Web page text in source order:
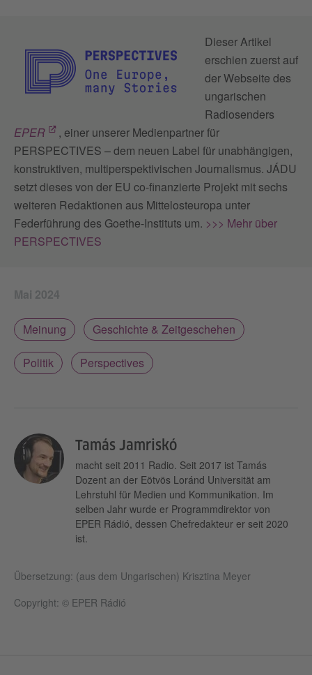
Dieser Artikel
erschien zuerst auf
der Webseite des
ungarischen
Radiosenders
EPER
, einer unserer Medienpartner für
PERSPECTIVES – dem neuen Label für unabhängigen,
konstruktiven, multiperspektivischen Journalismus. JÁDU
setzt dieses von der EU co-finanzierte Projekt mit sechs
weiteren Redaktionen aus Mittelosteuropa unter
Federführung des Goethe-Instituts um. >>> Mehr über
PERSPECTIVES
Mai 2024
Meinung Geschichte & Zeitgeschehen
Politik Perspectives
Tamás Jamriskó
macht seit 2011 Radio. Seit 2017 ist Tamás
Dozent an der Eötvös Loránd Universität am
Lehrstuhl für Medien und Kommunikation. Im
selben Jahr wurde er Programmdirektor von
EPER Rádió, dessen Chefredakteur er seit 2020
ist.
Übersetzung: (aus dem Ungarischen) Krisztina Meyer
Copyright: © EPER Rádió